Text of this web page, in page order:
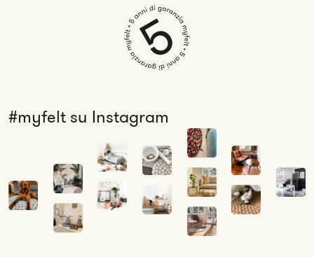
#myfelt su Instagram